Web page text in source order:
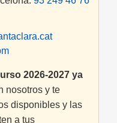
2026-2027 ya
nosotros y te
disponibles y las
a tus